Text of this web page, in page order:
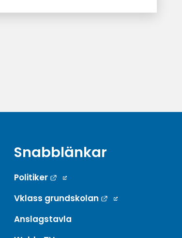
Snabblänkar
Politiker
Länk till annan webbplats.
Vklass grundskolan
Länk till annan
Anslagstavla